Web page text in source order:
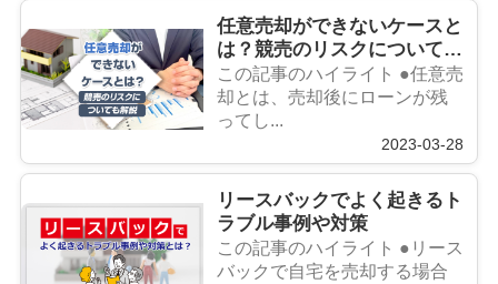
任意売却ができないケースと
は？競売のリスクについても
解説
この記事のハイライト ●任意売
却とは、売却後にローンが残
ってし...
2023-03-28
リースバックでよく起きるト
ラブル事例や対策
この記事のハイライト ●リース
バックで自宅を売却する場合